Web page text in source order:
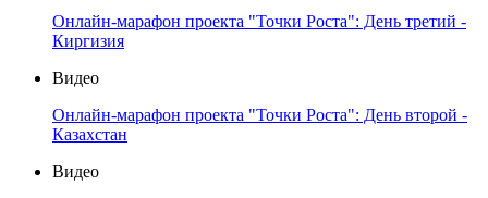
Онлайн-марафон проекта "Точки Роста": День третий -
Киргизия
Видео
Онлайн-марафон проекта "Точки Роста": День второй -
Казахстан
Видео